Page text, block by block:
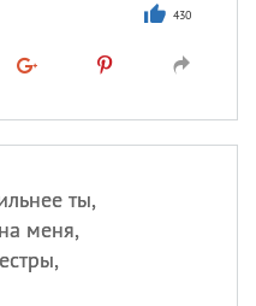
430
ты,
меня,